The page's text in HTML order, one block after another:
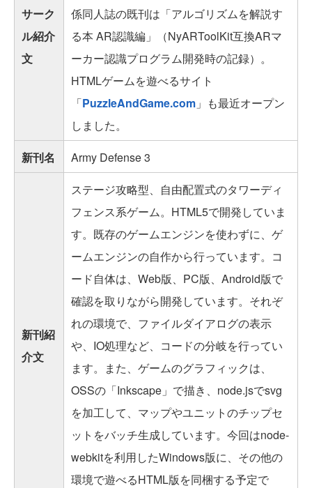
サーク
ル紹介
文
係同人誌の既刊は「アルゴリズムを解説す
る本 AR認識編」（NyARToolKit互換ARマ
ーカー認識プログラム開発時の記録）。
HTMLゲームを遊べるサイト
「PuzzleAndGame.com 」も最近オープン
しました。
新刊名
Army Defense 3
新刊紹
介文
ステージ攻略型、自由配置式のタワーディ
フェンス系ゲーム。HTML5で開発していま
す。既存のゲームエンジンを使わずに、ゲ
ームエンジンの自作から行っています。コ
ード自体は、Web版、PC版、Android版で
確認を取りながら開発しています。それぞ
れの環境で、ファイルダイアログの表示
や、IO処理など、コードの分岐を行ってい
ます。また、ゲームのグラフィックは、
OSSの「Inkscape」で描き、node.jsでsvg
を加工して、マップやユニットのチップセ
ットをバッチ生成しています。今回はnode-
webkitを利用したWindows版に、その他の
環境で遊べるHTML版を同梱する予定で